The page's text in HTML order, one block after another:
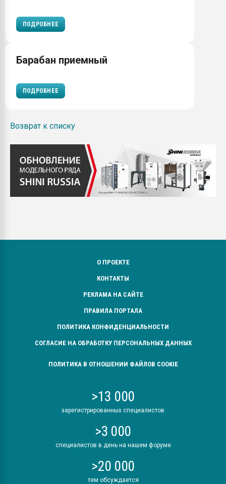
ПОДРОБНЕЕ
Барабан приемный
ПОДРОБНЕЕ
Возврат к списку
О ПРОЕКТЕ
КОНТАКТЫ
РЕКЛАМА НА САЙТЕ
ПРАВИЛА ПОРТАЛА
ПОЛИТИКА КОНФИДЕНЦИАЛЬНОСТИ
СОГЛАСИЕ НА ОБРАБОТКУ ПЕРСОНАЛЬНЫХ ДАННЫХ
ПОЛИТИКА В ОТНОШЕНИИ ФАЙЛОВ COOKIE
>13 000
зарегистрированных специалистов
>3 000
специалистов в день на нашем форуме
>20 000
тем обсуждается